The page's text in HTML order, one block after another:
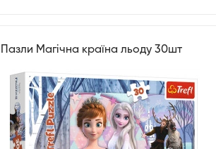
Пазли Магічна країна льоду 30шт